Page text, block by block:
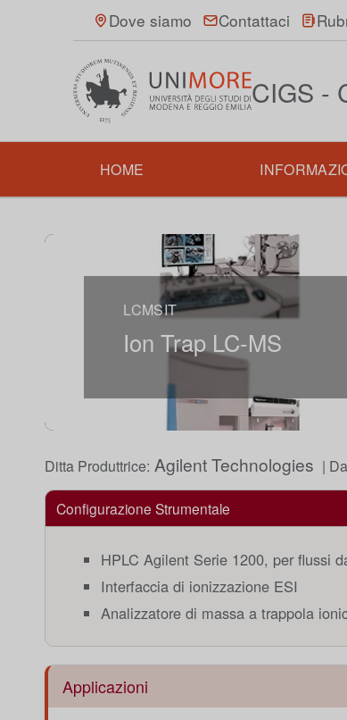
Dove siamo Contattaci
CIGS -
HOME
LCMSIT
Ion Trap LC-MS
Ditta Produttrice: Agilent Technologies |
Configurazione Strumentale
HPLC Agilent Serie 1200, per flussi
Interfaccia di ionizzazione ESI
Analizzatore di massa a trappola
Applicazioni